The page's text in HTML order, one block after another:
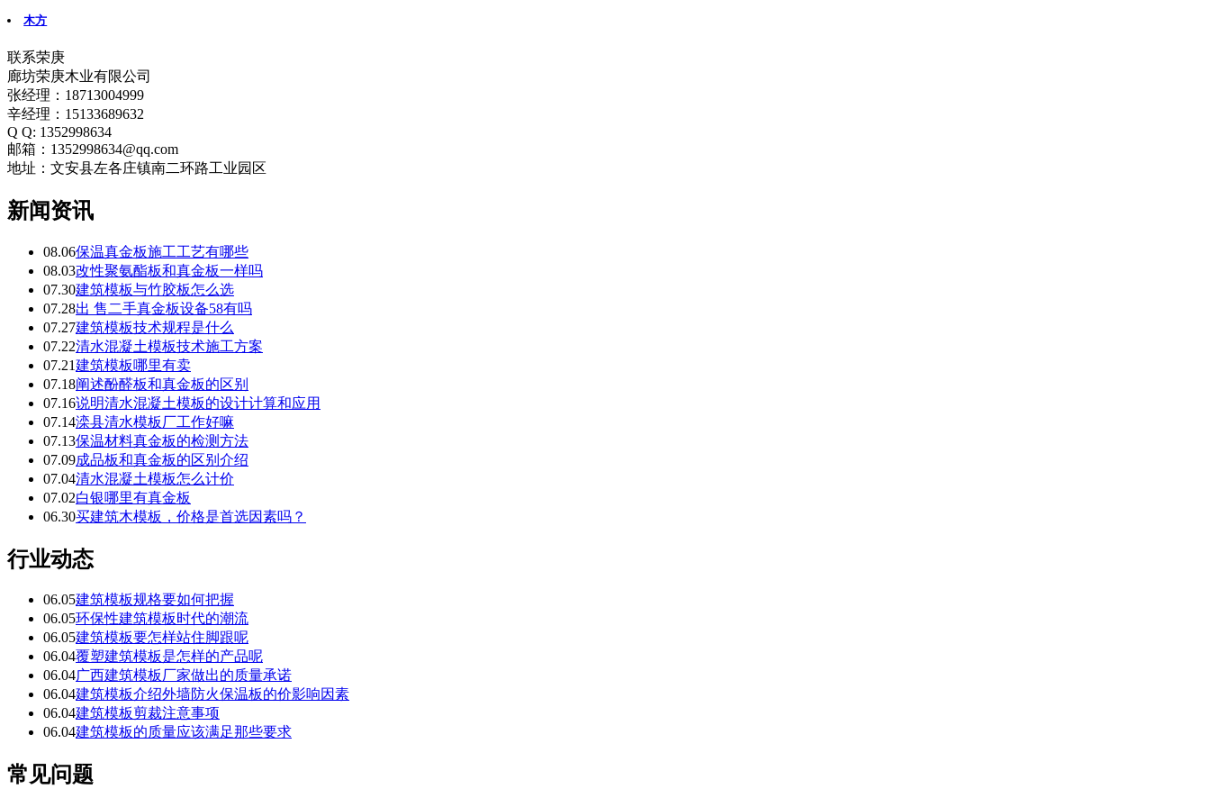
木方
联系荣庚
廊坊荣庚木业有限公司
张经理：18713004999
辛经理：15133689632
Q Q: 1352998634
邮箱：1352998634@qq.com
地址：文安县左各庄镇南二环路工业园区
新闻资讯
08.06保温真金板施工工艺有哪些
08.03改性聚氨酯板和真金板一样吗
07.30建筑模板与竹胶板怎么选
07.28出 售二手真金板设备58有吗
07.27建筑模板技术规程是什么
07.22清水混凝土模板技术施工方案
07.21建筑模板哪里有卖
07.18阐述酚醛板和真金板的区别
07.16说明清水混凝土模板的设计计算和应用
07.14滦县清水模板厂工作好嘛
07.13保温材料真金板的检测方法
07.09成品板和真金板的区别介绍
07.04清水混凝土模板怎么计价
07.02白银哪里有真金板
06.30买建筑木模板，价格是首选因素吗？
行业动态
06.05建筑模板规格要如何把握
06.05环保性建筑模板时代的潮流
06.05建筑模板要怎样站住脚跟呢
06.04覆塑建筑模板是怎样的产品呢
06.04广西建筑模板厂家做出的质量承诺
06.04建筑模板介绍外墙防火保温板的价影响因素
06.04建筑模板剪裁注意事项
06.04建筑模板的质量应该满足那些要求
常见问题